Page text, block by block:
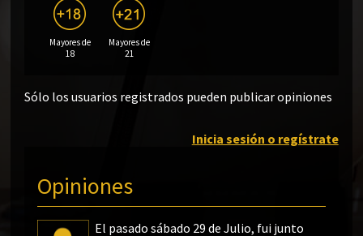
Mayores de
18
Mayores de
21
Sólo los usuarios registrados pueden publicar opiniones
Inicia sesión o regístrate
Opiniones
El pasado sábado 29 de Julio, fui junto